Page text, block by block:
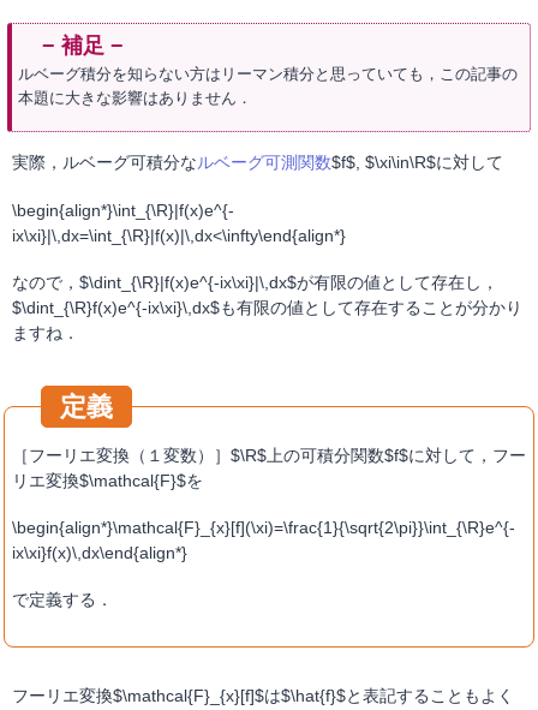
ルベーグ積分を知らない方はリーマン積分と思っていても，この記事の
本題に大きな影響はありません．
実際，ルベーグ可積分なルベーグ可測関数$f$, $\xi\in\R$に対して
\begin{align*}\int_{\R}|f(x)e^{-
ix\xi}|\,dx=\int_{\R}|f(x)|\,dx<\infty\end{align*}
なので，$\dint_{\R}|f(x)e^{-ix\xi}|\,dx$が有限の値として存在し，
$\dint_{\R}f(x)e^{-ix\xi}\,dx$も有限の値として存在することが分かり
ますね．
［フーリエ変換（１変数）］$\R$上の可積分関数$f$に対して，フー
リエ変換$\mathcal{F}$を
\begin{align*}\mathcal{F}_{x}[f](\xi)=\frac{1}{\sqrt{2\pi}}\int_{\R}e^{-
ix\xi}f(x)\,dx\end{align*}
で定義する．
フーリエ変換$\mathcal{F}_{x}[f]$は$\hat{f}$と表記することもよく